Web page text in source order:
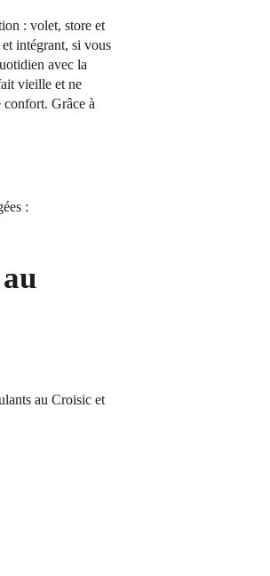
: volet, store et
intégrant, si vous
avec la
vieille et ne
confort. Grâce à
:
au Croisic et